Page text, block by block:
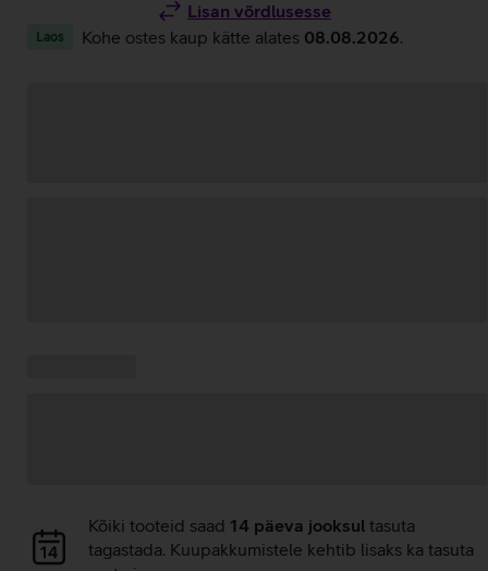
Lisan võrdlusesse
Laos Kohe ostes kaup kätte alates 08.08.2026
Andmete
laadimine
Kõiki tooteid saad 14 päeva jooksul tasuta
tagastada. Kuupakkumistele kehtib lisaks ka tasuta